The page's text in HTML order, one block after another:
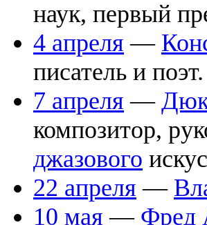
наук, первый
4 апреля —
писатель и
7 апреля —
композитор,
джазового
22 апреля —
10 мая — Фред